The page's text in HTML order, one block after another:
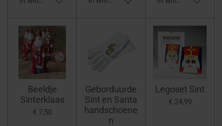
Beeldje
Sinterklaas
€ 7,50
Geborduurde
Sint en Santa
handschoene
n
Legoset Sint
€ 24,99